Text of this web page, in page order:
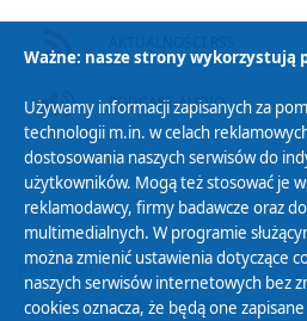
PODCAST AUDIO
Polityka Prywatności
Zasady korzystania z Serwisu
Ważne: nasze strony wykorzystują
Używamy informacji zapisanych za
technologii m.in. w celach
dostosowania naszych serwisów do
użytkowników. Mogą też stosować je
reklamodawcy, firmy badawcze oraz
multimedialnych. W programie
można zmienić ustawienia dotyczące
naszych serwisów internetowych bez
cookies oznacza, że będą one